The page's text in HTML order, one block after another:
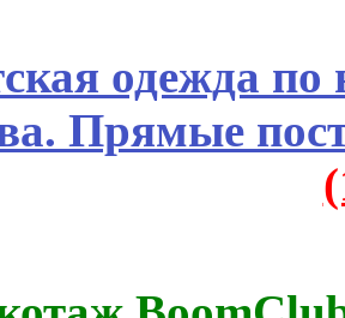
одежда
Прямые